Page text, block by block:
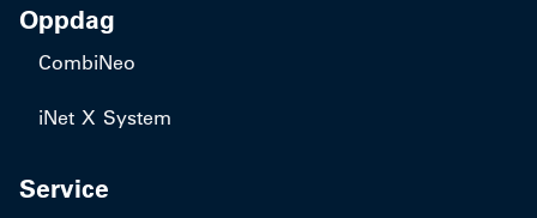
Oppdag
CombiNeo
iNet X System
Service